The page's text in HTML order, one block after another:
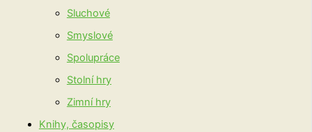
Sluchové
Smyslové
Spolupráce
Stolní hry
Zimní hry
Knihy, časopisy